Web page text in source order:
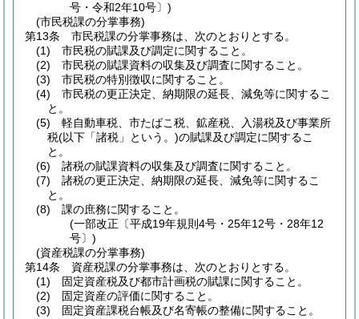
号・令和2年10号〕)
(市民税課の分掌事務)
第13条
市民税課の分掌事務は、次のとおりとする。
(1)
市民税の賦課及び調定に関すること。
(2)
市民税の賦課資料の収集及び調査に関すること。
(3)
市民税の特別徴収に関すること。
(4)
市民税の更正決定、納期限の延長、減免等に関するこ
と。
(5)
軽自動車税、市たばこ税、鉱産税、入湯税及び事業所
税(以下「諸税」という。)の賦課及び調定に関するこ
と。
(6)
諸税の賦課資料の収集及び調査に関すること。
(7)
諸税の更正決定、納期限の延長、減免等に関するこ
と。
(8)
課の庶務に関すること。
(一部改正〔平成19年規則4号・25年12号・28年12
号〕)
(資産税課の分掌事務)
第14条
資産税課の分掌事務は、次のとおりとする。
(1)
固定資産税及び都市計画税の賦課に関すること。
(2)
固定資産の評価に関すること。
(3)
固定資産課税台帳及び名寄帳の整備に関すること。